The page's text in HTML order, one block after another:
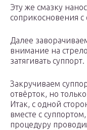
Эту же смазку
соприкосновения с
Далее
внимание на
затягивать суппорт.
Закручиваем
отвёрток, но
Итак, с одной
вместе с
процедуру